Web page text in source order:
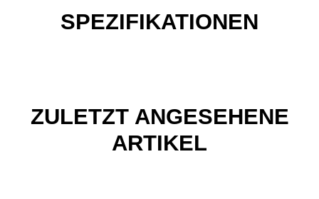
SPEZIFIKATIONEN
ZULETZT ANGESEHENE
ARTIKEL